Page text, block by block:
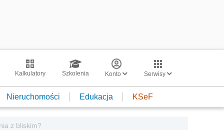
Kalkulatory Szkolenia Konto Serwisy
Nieruchomości Edukacja KSeF
z bliskim?